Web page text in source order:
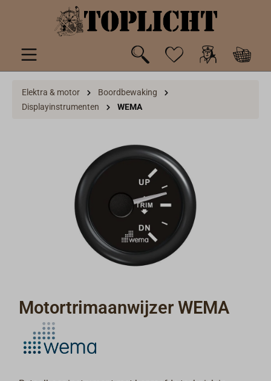
hoofdinhoud
Elektra & motor
Boordbewaking
Displayinstrumenten
WEMA
Motortrimaanwijzer WEMA